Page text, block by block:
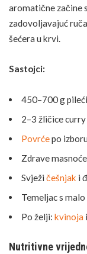
aromatične začine
zadovoljavajuć
šećera u krvi.
Sastojci:
450–700 g
2–3 žličice curry
Povrćepo
Zdrave
Svježičešnjak i
Temeljac s
Po želji:kvinoja
Nutritivne